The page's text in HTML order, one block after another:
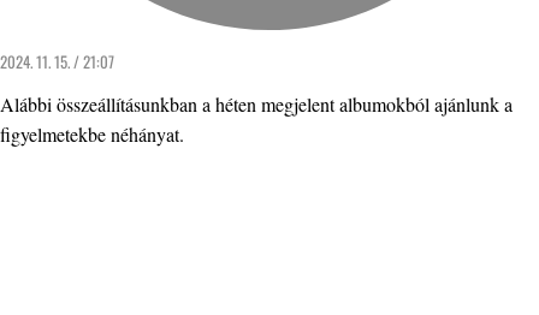
2024. 11. 15. / 21:07
Alábbi összeállításunkban a héten megjelent albumokból ajánlunk a
figyelmetekbe néhányat.